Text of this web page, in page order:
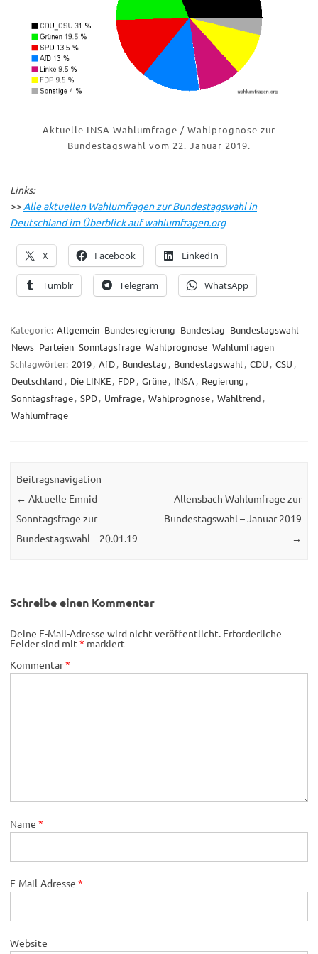
Aktuelle INSA Wahlumfrage / Wahlprognose zur
Bundestagswahl vom 22. Januar 2019.
Links:
>>Alle aktuellen Wahlumfragen zur Bundestagswahl in
Deutschland im Überblick auf wahlumfragen.org
X Facebook LinkedIn
Tumblr Telegram WhatsApp
Kategorie: Allgemein Bundesregierung Bundestag Bundestagswahl
News Parteien Sonntagsfrage Wahlprognose Wahlumfragen
Schlagwörter: 2019, AfD, Bundestag , Bundestagswahl , CDU , CSU ,
Deutschland , Die LINKE, FDP, Grüne, INSA , Regierung ,
Sonntagsfrage, SPD, Umfrage, Wahlprognose, Wahltrend ,
Wahlumfrage
Beitragsnavigation
← Aktuelle Emnid
Sonntagsfrage zur
Bundestagswahl – 20.01.19
Allensbach Wahlumfrage zur
Bundestagswahl – Januar 2019
→
Schreibe einen Kommentar
Deine E-Mail-Adresse wird nicht veröffentlicht. Erforderliche
Felder sind mit * markiert
Kommentar*
Name *
E-Mail-Adresse *
Website